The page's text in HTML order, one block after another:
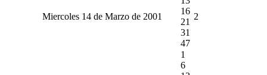
Miercoles 14 de Marzo de 2001
16
21
31
47
2
1
6